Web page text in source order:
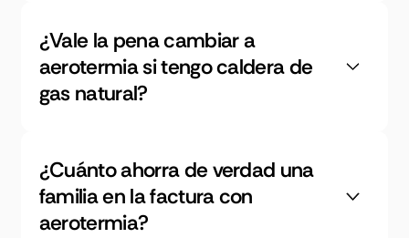
¿Vale la pena cambiar a
aerotermia si tengo caldera de
gas natural?
¿Cuánto ahorra de verdad una
familia en la factura con
aerotermia?